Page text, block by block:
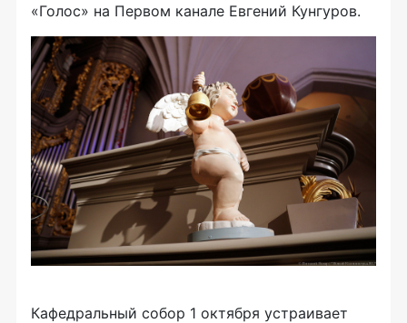
«Голос» на Первом канале Евгений Кунгуров.
Кафедральный собор 1 октября устраивает